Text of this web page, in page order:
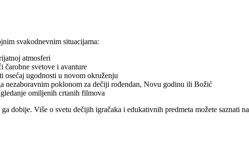
svakodnevnim situacijama:
atmosferi
svetove i avanture
osećaj ugodnosti u novom okruženju
nezaboravnim poklonom za dečiji rođendan, Novu godinu ili Božić
omiljenih crtanih filmova
dobije. Više o svetu dečijih igračaka i edukativnih predmeta možete saznati na